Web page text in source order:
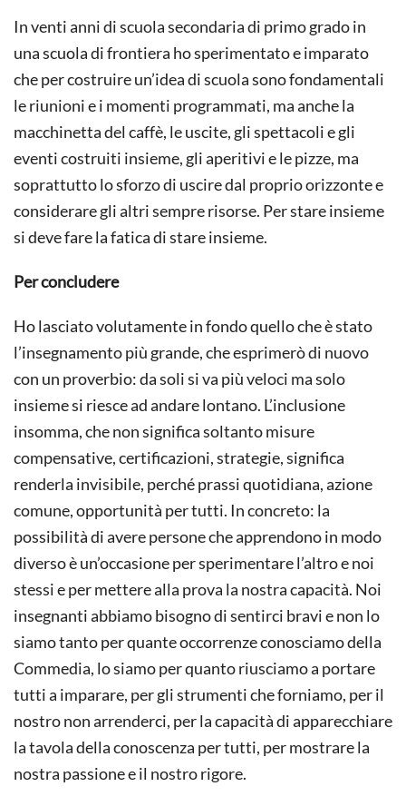
In venti anni di scuola secondaria di primo grado in
una scuola di frontiera ho sperimentato e imparato
che per costruire un’idea di scuola sono fondamentali
le riunioni e i momenti programmati, ma anche la
macchinetta del caffè, le uscite, gli spettacoli e gli
eventi costruiti insieme, gli aperitivi e le pizze, ma
soprattutto lo sforzo di uscire dal proprio orizzonte e
considerare gli altri sempre risorse. Per stare insieme
si deve fare la fatica di stare insieme.
Per concludere
Ho lasciato volutamente in fondo quello che è stato
l’insegnamento più grande, che esprimerò di nuovo
con un proverbio: da soli si va più veloci ma solo
insieme si riesce ad andare lontano. L’inclusione
insomma, che non significa soltanto misure
compensative, certificazioni, strategie, significa
renderla invisibile, perché prassi quotidiana, azione
comune, opportunità per tutti. In concreto: la
possibilità di avere persone che apprendono in modo
diverso è un’occasione per sperimentare l’altro e noi
stessi e per mettere alla prova la nostra capacità. Noi
insegnanti abbiamo bisogno di sentirci bravi e non lo
siamo tanto per quante occorrenze conosciamo della
Commedia, lo siamo per quanto riusciamo a portare
tutti a imparare, per gli strumenti che forniamo, per il
nostro non arrenderci, per la capacità di apparecchiare
la tavola della conoscenza per tutti, per mostrare la
nostra passione e il nostro rigore.